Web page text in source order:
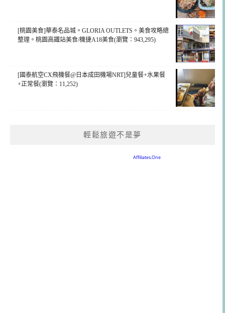
[桃園美食]華泰名品城。GLORIA OUTLETS。美食攻略總
整理。桃園高鐵站美食/機捷A18美食(瀏覽：943,295)
[國泰航空CX飛機餐@日本成田機場NRT]兒童餐+水果餐
+正常餐(瀏覽：11,252)
輕鬆旅遊不是夢